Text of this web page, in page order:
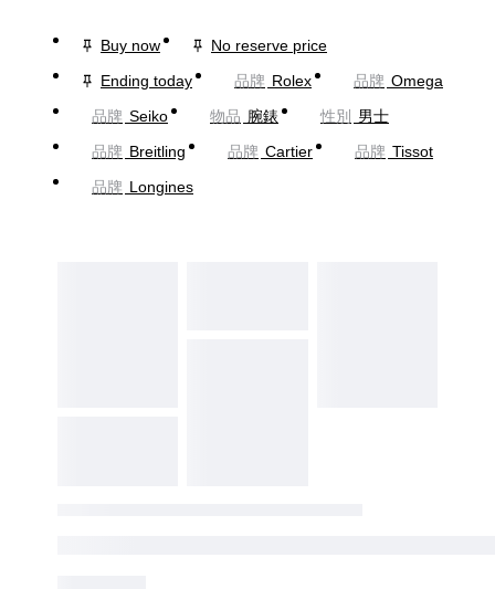
Buy now
No reserve price
Ending today
品牌 Rolex 品牌 Omega
品牌 Seiko 物品 腕錶 性別
男士
品牌 Breitling 品牌 Cartier 品牌 Tissot
品牌 Longines